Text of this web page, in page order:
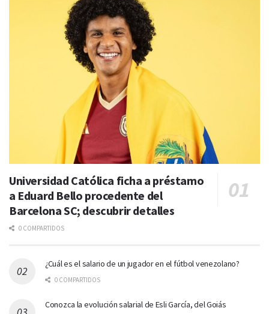
Universidad Católica ficha a préstamo
a Eduard Bello procedente del
Barcelona SC; descubrir detalles
0 COMPARTIDOS
¿Cuál es el salario de un jugador en el fútbol venezolano?
0 COMPARTIDOS
Conozca la evolución salarial de Esli García, del Goiás